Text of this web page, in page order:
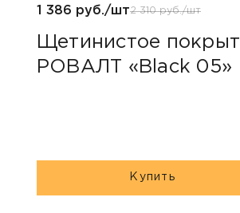
1 386 руб./шт2 310 руб./шт
Щетинистое
РОВАЛТ «Black 05»
Купить